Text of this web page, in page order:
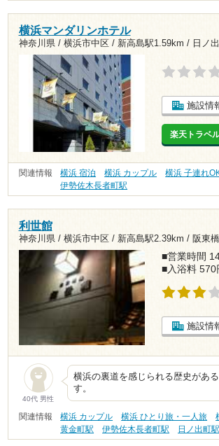
横浜マンダリンホテル
神奈川県 / 横浜市中区 / 新高島駅1.59km / 日ノ
施設情
楽天トラベ
関連情報 横浜 宿泊 横浜 カップル 横浜 子連れ
伊勢佐木長者町駅
利世館
神奈川県 / 横浜市中区 / 新高島駅2.39km / 阪東
■営業時間
■入浴料 570
施設情
40代 男性
横浜の裏道を感じられる歴史があ
す。
関連情報 横浜 カップル 横浜 ひとり旅・一人旅
黄金町駅
伊勢佐木長者町駅 日ノ出町駅